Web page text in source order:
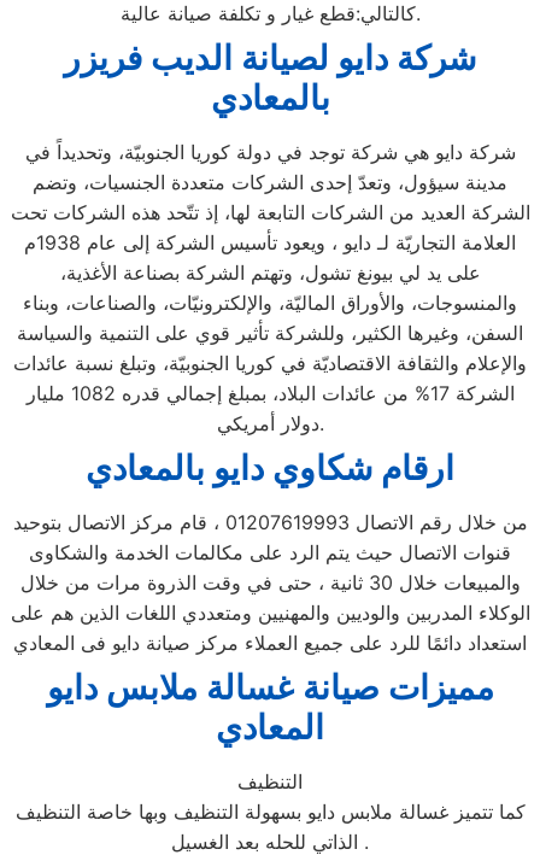
كالتالي:قطع غيار و تكلفة صيانة عالية.
شركة دايو لصيانة الديب فريزر
بالمعادي
شركة دايو هي شركة توجد في دولة كوريا الجنوبيّة، وتحديداً في
مدينة سيؤول، وتعدّ إحدى الشركات متعددة الجنسيات، وتضم
الشركة العديد من الشركات التابعة لها، إذ تتّحد هذه الشركات تحت
العلامة التجاريّة لـ دايو ، ويعود تأسيس الشركة إلى عام 1938م
على يد لي بيونغ تشول، وتهتم الشركة بصناعة الأغذية،
والمنسوجات، والأوراق الماليّة، والإلكترونيّات، والصناعات، وبناء
السفن، وغيرها الكثير، وللشركة تأثير قوي على التنمية والسياسة
والإعلام والثقافة الاقتصاديّة في كوريا الجنوبيّة، وتبلغ نسبة عائدات
الشركة 17% من عائدات البلاد، بمبلغ إجمالي قدره 1082 مليار
دولار أمريكي.
ارقام شكاوي دايو بالمعادي
من خلال رقم الاتصال 01207619993 ، قام مركز الاتصال بتوحيد
قنوات الاتصال حيث يتم الرد على مكالمات الخدمة والشكاوى
والمبيعات خلال 30 ثانية ، حتى في وقت الذروة مرات من خلال
الوكلاء المدربين والوديين والمهنيين ومتعددي اللغات الذين هم على
استعداد دائمًا للرد على جميع العملاء مركز صيانة دايو فى المعادي
مميزات صيانة غسالة ملابس دايو
المعادي
التنظيف
كما تتميز غسالة ملابس دايو بسهولة التنظيف وبها خاصة التنظيف
الذاتي للحله بعد الغسيل .